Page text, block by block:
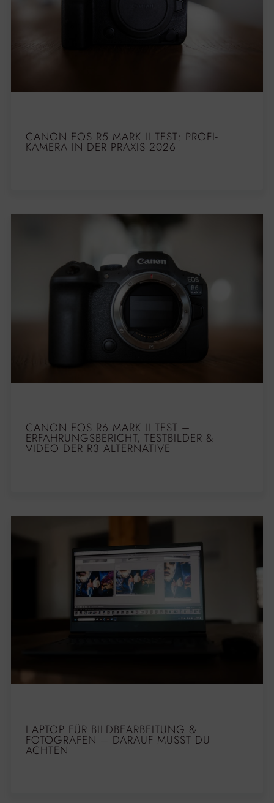
CANON EOS R5 MARK II TEST: PROFI-
KAMERA IN DER PRAXIS 2026
CANON EOS R6 MARK II TEST –
ERFAHRUNGSBERICHT, TESTBILDER &
VIDEO DER R3 ALTERNATIVE
LAPTOP FÜR BILDBEARBEITUNG &
FOTOGRAFEN – DARAUF MUSST DU
ACHTEN